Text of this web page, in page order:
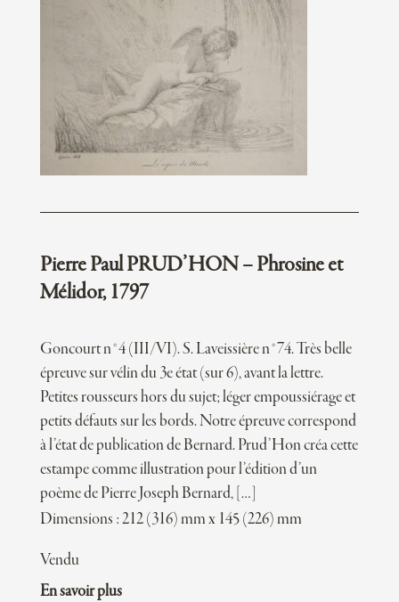
Pierre Paul PRUD’HON – Phrosine et
Mélidor, 1797
Goncourt n°4 (III/VI). S. Laveissière n°74. Très belle
épreuve sur vélin du 3e état (sur 6), avant la lettre.
Petites rousseurs hors du sujet; léger empoussiérage et
petits défauts sur les bords. Notre épreuve correspond
à l’état de publication de Bernard. Prud’Hon créa cette
estampe comme illustration pour l’édition d’un
poème de Pierre Joseph Bernard, […]
Dimensions : 212 (316) mm x 145 (226) mm
Vendu
En savoir plus